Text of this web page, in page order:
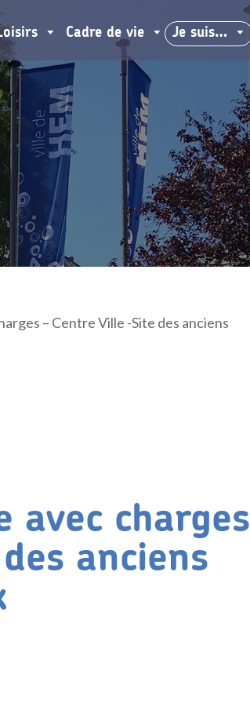
Cadre de vie Je suis…
– Centre Ville -Site des anciens
avec charges
anciens